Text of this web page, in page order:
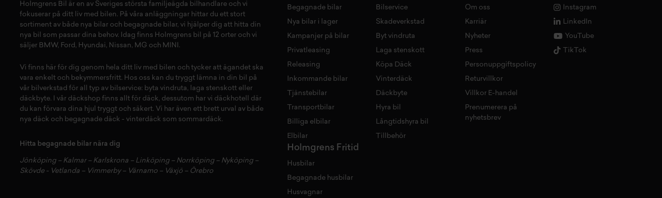
Holmgrens Bil är en av Sveriges största familjeägda bilhandlare och vi
fokuserar på ditt liv med bilen. På våra anläggningar hittar du ett stort
sortiment av både nya bilar och begagnade bilar, vi hjälper dig att hitta din
nya bil som passar dina behov. Idag finns Holmgrens bil på 12 orter och vi
säljer BMW, Ford, Hyundai, Nissan , MG och MINI.
Vi finns här för dig genom hela ditt liv med bilen och tycker att ägandet ska
vara enkelt och bekymmersfritt. Hos oss kan du tryggt lämna in din bil på
vår bilverkstad för all typ av bilservice: byta vindruta, laga stenskott eller
däckbyte. I vår däckshop finns allt för däck, dessutom har vi däckhotell där
du kan förvara dina hjul tryggt och säkert. Vi har även ett brett urval av både
nya däck och begagnade däck - vinterdäck som sommardäck.
Hitta begagnade bilar nära dig
Jönköping– Kalmar – Karlskrona – Linköping– Norrköping– Nyköping–
Skövde- Vetlanda – Vimmerby– Värnamo – Växjö – Örebro
Begagnade bilar
Nya bilar i lager
Kampanjer på bilar
Privatleasing
Releasing
Inkommande bilar
Tjänstebilar
Transportbilar
Billiga elbilar
Elbilar
Bilservice
Skadeverkstad
Byt vindruta
Laga stenskott
Köpa Däck
Vinterdäck
Däckbyte
Hyra bil
Långtidshyra bil
Tillbehör
Om oss
Karriär
Nyheter
Press
Personuppgiftspolicy
Returvillkor
Villkor E-handel
Prenumerera på
nyhetsbrev
Instagram
LinkedIn
YouTube
TikTok
Holmgrens Fritid
Husbilar
Begagnade husbilar
Husvagnar